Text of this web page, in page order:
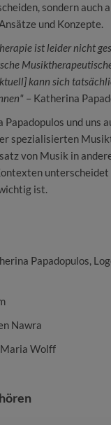
sondern auch
und Konzepte.
ist leider nicht
kann sich
– Katherina
und uns
spezialisierten
von Musik in
unterscheidet
ist.
Papadopulos,
Nawra
Maria Wolff